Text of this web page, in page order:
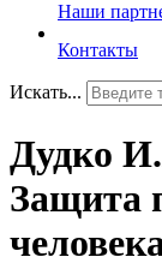
Наши
Контакты
Искать...
Дудко
Защита